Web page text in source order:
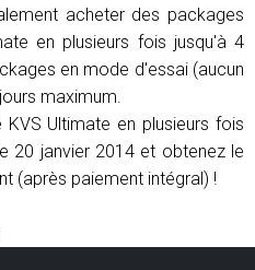
acheter des packages
en plusieurs fois jusqu'à 4
en mode d'essai (aucun
maximum.
Ultimate en plusieurs fois
20 janvier 2014 et obtenez le
(après paiement intégral) !